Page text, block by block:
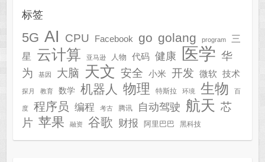
标签
5G AI CPU Facebook go golang program
三
星
云计算 亚马逊 人物 代码 健康 医学 华
为
基因 大脑 天文 安全 小米 开发 微软 技术
探月 教育 数学 机器人 物理 特斯拉 环境 生物 百
度 程序员 编程 考古 腾讯 自动驾驶 航天 芯
片 苹果 融资 谷歌 财报 阿里巴巴 黑科技